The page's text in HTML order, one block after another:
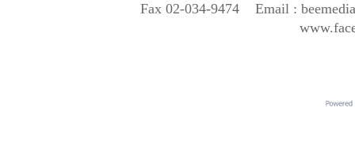
Fax 02-034-9474 Email :